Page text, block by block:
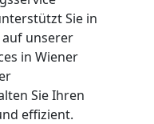
Sie in
auf unserer
in Wiener
Sie Ihren
effizient.